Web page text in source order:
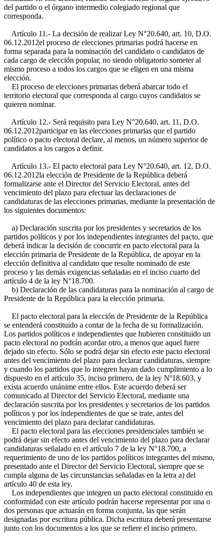
del partido o el órgano intermedio colegiado regional que
corresponda.
Artículo 11.- La decisión de realizarLey N°20.640, art. 10, D.O.
06.12.2012el proceso de elecciones primarias podrá hacerse en
forma separada para la nominación del candidato o candidatos de
cada cargo de elección popular, no siendo obligatorio someter al
mismo proceso a todos los cargos que se eligen en una misma
elección.
El proceso de elecciones primarias deberá abarcar todo el
territorio electoral que corresponda al cargo cuyos candidatos se
quieren nominar.
Artículo 12.- Será requisito para Ley N°20.640, art. 11, D.O.
06.12.2012participar en las elecciones primarias que el partido
político o pacto electoral declare, al menos, un número superior de
candidatos a los cargos a definir.
Artículo 13.- El pacto electoral para Ley N°20.640, art. 12, D.O.
06.12.2012la elección de Presidente de la República deberá
formalizarse ante el Director del Servicio Electoral, antes del
vencimiento del plazo para efectuar las declaraciones de
candidaturas de las elecciones primarias, mediante la presentación de
los siguientes documentos:
a) Declaración suscrita por los presidentes y secretarios de los
partidos políticos y por los independientes integrantes del pacto, que
deberá indicar la decisión de concurrir en pacto electoral para la
elección primaria de Presidente de la República, de apoyar en la
elección definitiva al candidato que resulte nominado de este
proceso y las demás exigencias señaladas en el inciso cuarto del
artículo 4 de la ley N°18.700.
b) Declaración de las candidaturas para la nominación al cargo de
Presidente de la República para la elección primaria.
El pacto electoral para la elección de Presidente de la República
se entenderá constituido a contar de la fecha de su formalización.
Los partidos políticos e independientes que hubieren constituido un
pacto electoral no podrán acordar otro, a menos que aquel fuere
dejado sin efecto. Sólo se podrá dejar sin efecto este pacto electoral
antes del vencimiento del plazo para declarar candidaturas, siempre
y cuando los partidos que lo integren hayan dado cumplimiento a lo
dispuesto en el artículo 35, inciso primero, de la ley Nº18.603, y
exista acuerdo unánime entre ellos. Este acuerdo deberá ser
comunicado al Director del Servicio Electoral, mediante una
declaración suscrita por los presidentes y secretarios de los partidos
políticos y por los independientes de que se trate, antes del
vencimiento del plazo para declarar candidaturas.
El pacto electoral para las elecciones presidenciales también se
podrá dejar sin efecto antes del vencimiento del plazo para declarar
candidaturas señalado en el artículo 7 de la ley N°18.700, a
requerimiento de uno de los partidos políticos integrantes del mismo,
presentado ante el Director del Servicio Electoral, siempre que se
cumpla alguna de las circunstancias señaladas en la letra a) del
artículo 40 de esta ley.
Los independientes que integren un pacto electoral constituido en
conformidad con este artículo podrán hacerse representar por una o
dos personas que actuarán en forma conjunta, las que serán
designadas por escritura pública. Dicha escritura deberá presentarse
junto con los documentos a los que se refiere el inciso primero.